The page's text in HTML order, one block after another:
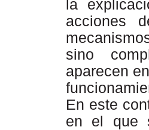
la
acciones
sino
aparecen en
En este
en el que